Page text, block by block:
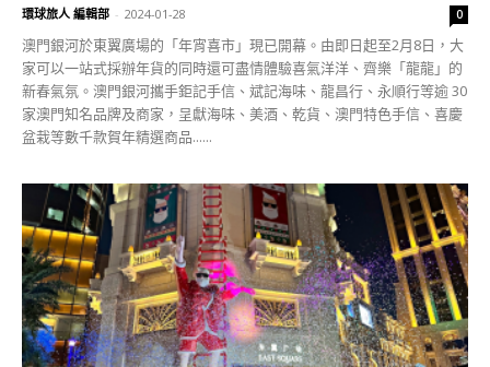
環球旅人 編輯部 - 2024-01-28 0
澳門銀河於東翼廣場的「年宵喜市」現已開幕。由即日起至2月8日，大
家可以一站式採辦年貨的同時還可盡情體驗喜氣洋洋、齊樂「龍龍」的
新春氣氛。澳門銀河攜手鉅記手信、斌記海味、龍昌行、永順行等逾 30
家澳門知名品牌及商家，呈獻海味、美酒、乾貨、澳門特色手信、喜慶
盆栽等數千款賀年精選商品......